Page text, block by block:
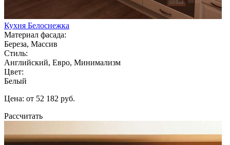
Кухня Белоснежка
Материал фасада:
Береза, Массив
Стиль:
Английский, Евро, Минимализм
Цвет:
Белый
Цена: от 52 182 руб.
Рассчитать